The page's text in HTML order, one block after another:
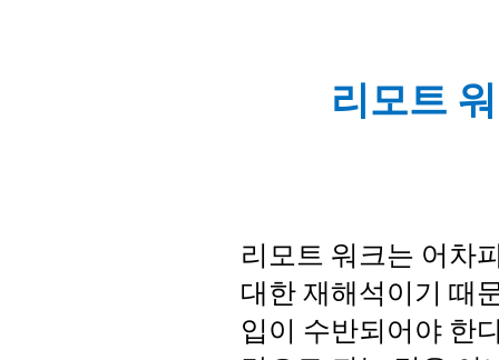
리모트
리모트 워크는 어차
대한 재해석이기 때
입이 수반되어야 한